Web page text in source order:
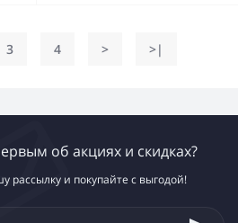
3 4 > >|
об акциях и скидках?
рассылку и покупайте с выгодой!